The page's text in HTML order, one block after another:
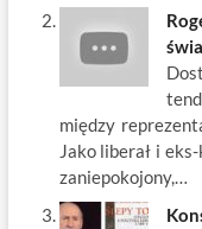
między
Jako liberał i
zaniepokojony,…